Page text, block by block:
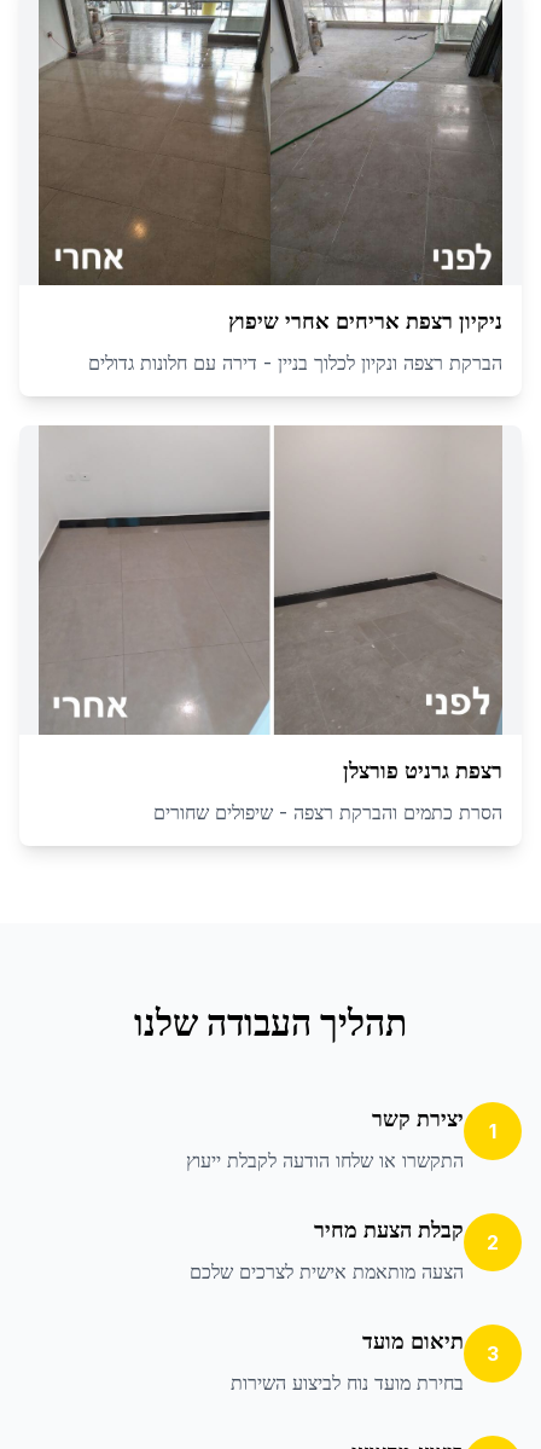
ניקיון רצפת אריחים אחרי שיפוץ
הברקת רצפה ונקיון לכלוך בניין - דירה עם חלונות גדולים
רצפת גרניט פורצלן
הסרת כתמים והברקת רצפה - שיפולים שחורים
תהליך העבודה שלנו
1 יצירת קשר
התקשרו או שלחו הודעה לקבלת ייעוץ
2 קבלת הצעת מחיר
הצעה מותאמת אישית לצרכים שלכם
3 תיאום מועד
בחירת מועד נוח לביצוע השירות